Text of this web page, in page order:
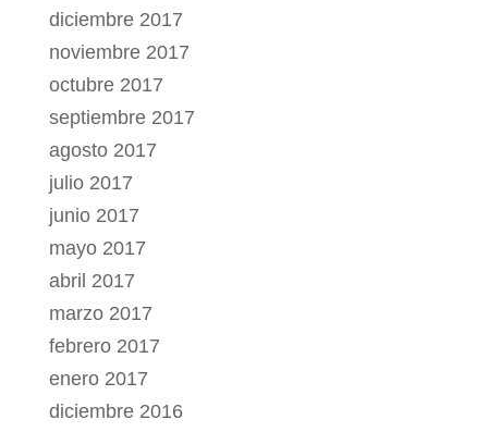
diciembre 2017
noviembre 2017
octubre 2017
septiembre 2017
agosto 2017
julio 2017
junio 2017
mayo 2017
abril 2017
marzo 2017
febrero 2017
enero 2017
diciembre 2016